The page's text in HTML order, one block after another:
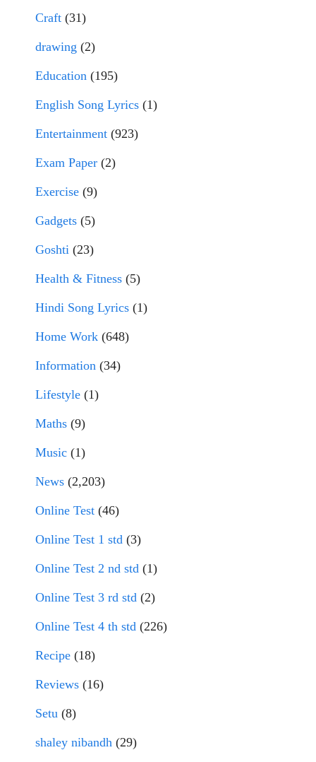
Craft (31)
drawing (2)
Education (195)
English Song Lyrics (1)
Entertainment (923)
Exam Paper (2)
Exercise (9)
Gadgets (5)
Goshti (23)
Health & Fitness (5)
Hindi Song Lyrics (1)
Home Work (648)
Information (34)
Lifestyle (1)
Maths (9)
Music (1)
News (2,203)
Online Test (46)
Online Test 1 std (3)
Online Test 2 nd std (1)
Online Test 3 rd std (2)
Online Test 4 th std (226)
Recipe (18)
Reviews (16)
Setu (8)
shaley nibandh (29)